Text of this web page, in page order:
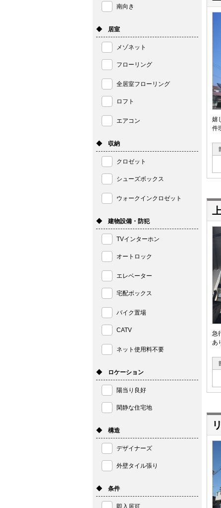
嬉
件
急
あ
南向き
◆ 居室
メゾネット
フローリング
全居室フローリング
ロフト
エアコン
◆ 収納
クロゼット
シューズボックス
ウォークインクロゼット
◆ 建物設備・防犯
TVインターホン
オートロック
エレベーター
宅配ボックス
バイク置場
CATV
ネット使用料不要
◆ ロケーション
陽当り良好
閑静な住宅地
◆ 構造
デザイナーズ
外壁タイル張り
◆ 条件
即入居可